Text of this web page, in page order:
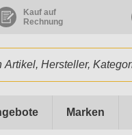
Kauf auf
Rechnung
Marken